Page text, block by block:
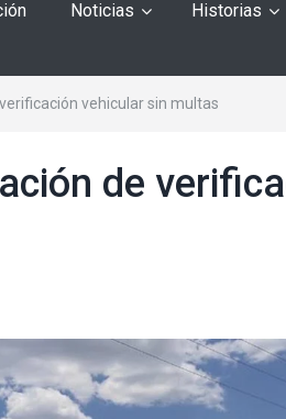
Noticias Historias
vehicular sin multas
de